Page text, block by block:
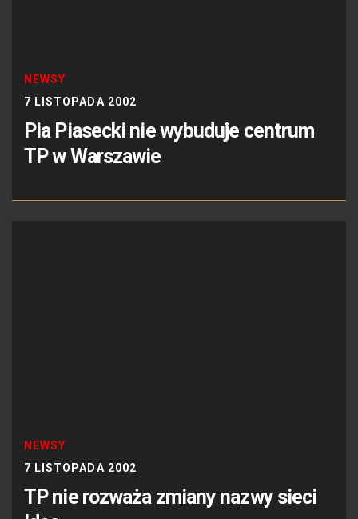
NEWSY
7 LISTOPADA 2002
Pia Piasecki nie wybuduje centrum
TP w Warszawie
NEWSY
7 LISTOPADA 2002
TP nie rozważa zmiany nazwy sieci